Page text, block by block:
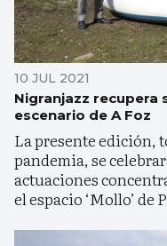
10 JUL 2021
Nigranjazz recupera
escenario de A Foz
La presente edición,
pandemia, se
actuaciones
el espacio ‘Mollo’ de